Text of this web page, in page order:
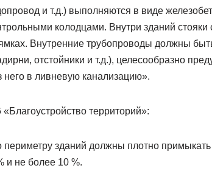
и т.д.) выполняются в виде
колодцами. Внутри зданий
Внутренние трубопроводы должны
отстойники и т.д.), целесообразно
в ливневую канализацию».
территорий»:
периметру зданий должны плотно
и не более 10 %.